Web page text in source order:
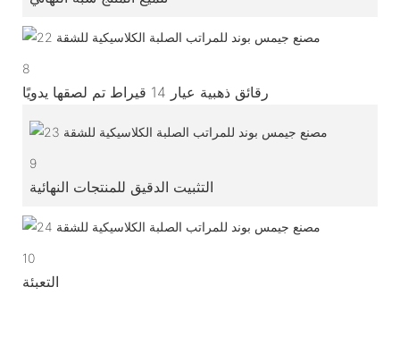
8
رقائق ذهبية عيار 14 قيراط تم لصقها يدويًا
9
التثبيت الدقيق للمنتجات النهائية
10
التعبئة